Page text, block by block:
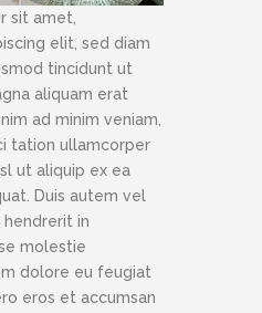
sit amet,
elit, sed diam
tincidunt ut
aliquam erat
ad minim veniam,
tation ullamcorper
ut aliquip ex ea
Duis autem vel
hendrerit in
molestie
dolore eu feugiat
eros et accumsan